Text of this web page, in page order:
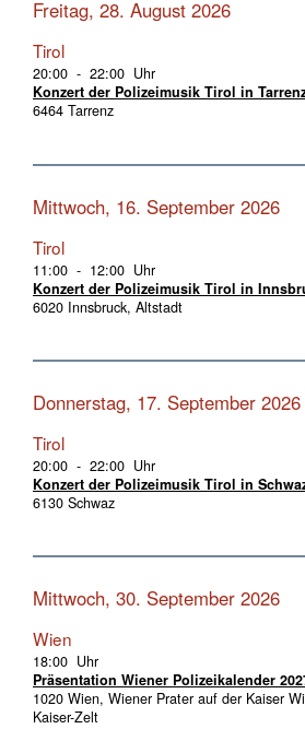
Freitag, 28. August 2026
Tirol
20:00 - 22:00 Uhr
Konzert der Polizeimusik Tirol in
6464 Tarrenz
Mittwoch, 16. September 2026
Tirol
11:00 - 12:00 Uhr
Konzert der Polizeimusik Tirol in
6020 Innsbruck, Altstadt
Donnerstag, 17. September 2026
Tirol
20:00 - 22:00 Uhr
Konzert der Polizeimusik Tirol in
6130 Schwaz
Mittwoch, 30. September 2026
Wien
18:00 Uhr
Präsentation Wiener Polizeikalender
1020 Wien, Wiener Prater auf der Kaiser
Kaiser-Zelt